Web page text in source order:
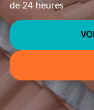
de 24 heures